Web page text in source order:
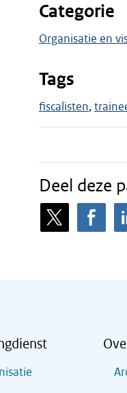
Categorie
Organisatie en
Tags
fiscalisten
Deel deze